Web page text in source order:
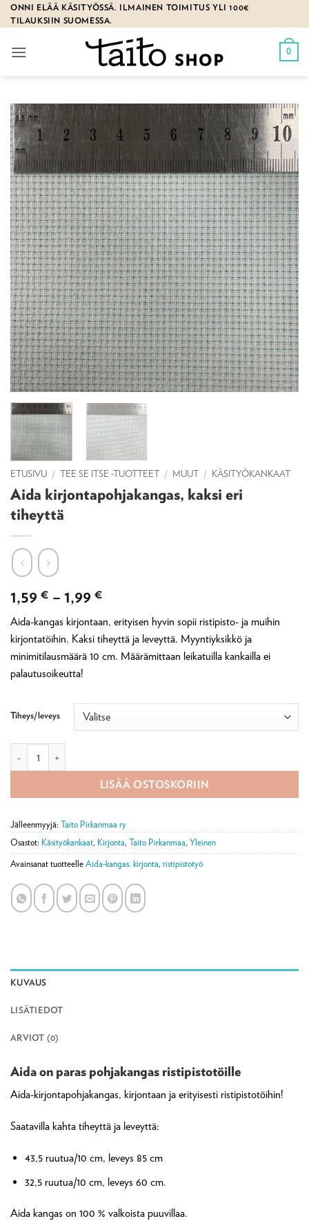
Skip
to
ONNI ELÄÄ KÄSITYÖSSÄ. ILMAINEN TOIMITUS YLI 100€
TILAUKSIIN SUOMESSA.
0
ETUSIVU / TEE SE ITSE -TUOTTEET / MUUT / KÄSITYÖKANKAAT
Aida kirjontapohjakangas, kaksi eri
tiheyttä
1,59 € – 1,99 €
-
1,99 €
Aida-kangas kirjontaan, erityisen hyvin sopii ristipisto- ja muihin
kirjontatöihin. Kaksi tiheyttä ja leveyttä. Myyntiyksikkö ja
minimitilausmäärä 10 cm. Määrämittaan leikatuilla kankailla ei
palautusoikeutta!
Tiheys/leveys
LISÄÄ OSTOSKORIIN
Jälleenmyyjä: Taito Pirkanmaa ry
Osastot: Käsityökankaat, Kirjonta, Taito Pirkanmaa, Yleinen
Avainsanat tuotteelle Aida-kangas. kirjonta, ristipistotyö
KUVAUS
LISÄTIEDOT
ARVIOT (0)
Aida on paras pohjakangas ristipistotöille
Aida-kirjontapohjakangas, kirjontaan ja erityisesti ristipistotöihin!
Saatavilla kahta tiheyttä ja leveyttä:
43,5 ruutua/10 cm, leveys 85 cm
32,5 ruutua/10 cm, leveys 60 cm.
Aida kangas on 100 % valkoista puuvillaa.